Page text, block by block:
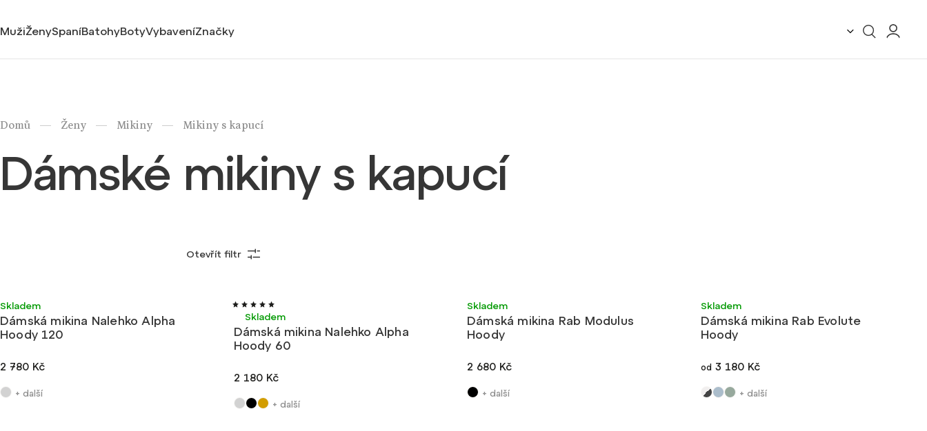
MužiŽenySpaníBatohyBotyVybaveníZnačky
Domů / Ženy / Mikiny / Mikiny s kapucí
Dámské mikiny s kapucí
Nejdražší
Abecedně
Otevřít filtr
Velmi lehké
Dámská mikina Nalehko Alpha
Hoody 120
Skladem
2 780 Kč
+ další
Ultralehké
Dámská mikina Nalehko Alpha
Hoody 60
Skladem
2 180 Kč
+ další
Dámská mikina Rab Modulus
Hoody
Skladem
2 680 Kč
+ další
Lehké
Dámská mikina Rab Evolute
Hoody
Skladem
od 3 180 Kč
+ další